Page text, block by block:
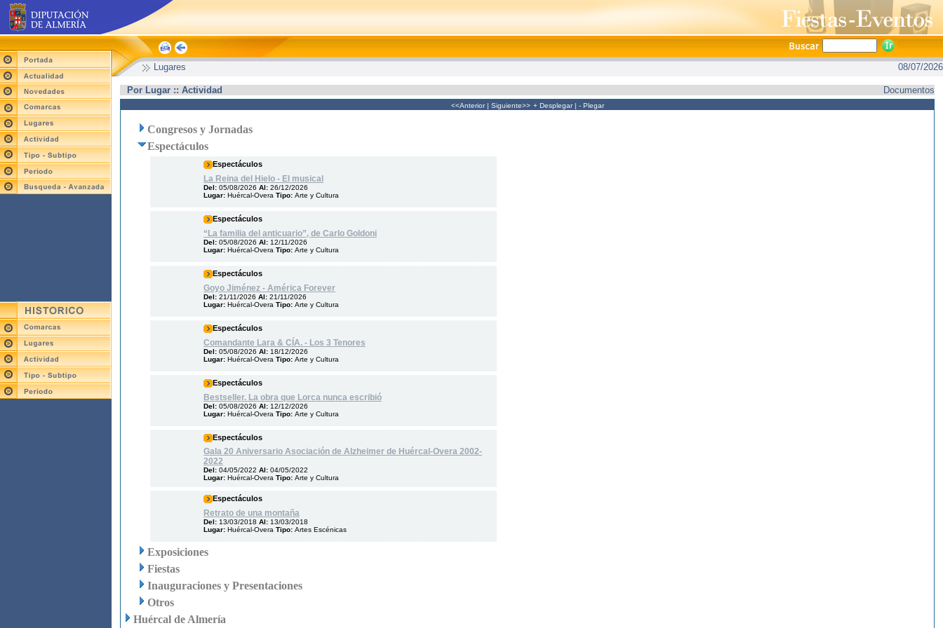
Lugares 08/07/2026
Por Lugar :: Actividad Documentos
<<Anterior| Siguiente>> + Desplegar| - Plegar
Congresos y Jornadas
Espectáculos
Espectáculos
La Reina del Hielo - El musical
Del: 05/08/2026 Al: 26/12/2026
Lugar: Huércal-Overa Tipo: Arte y Cultura
Espectáculos
“La familia del anticuario”, de Carlo Goldoni
Del: 05/08/2026 Al: 12/11/2026
Lugar: Huércal-Overa Tipo: Arte y Cultura
Espectáculos
Goyo Jiménez - América Forever
Del: 21/11/2026 Al: 21/11/2026
Lugar: Huércal-Overa Tipo: Arte y Cultura
Espectáculos
Comandante Lara & CÍA. - Los 3 Tenores
Del: 05/08/2026 Al: 18/12/2026
Lugar: Huércal-Overa Tipo: Arte y Cultura
Espectáculos
Bestseller. La obra que Lorca nunca escribió
Del: 05/08/2026 Al: 12/12/2026
Lugar: Huércal-Overa Tipo: Arte y Cultura
Espectáculos
Gala 20 Aniversario Asociación de Alzheimer de Huércal-Overa 2002-
2022
Del: 04/05/2022 Al: 04/05/2022
Lugar: Huércal-Overa Tipo: Arte y Cultura
Espectáculos
Retrato de una montaña
Del: 13/03/2018 Al: 13/03/2018
Lugar: Huércal-Overa Tipo: Artes Escénicas
Exposiciones
Fiestas
Inauguraciones y Presentaciones
Otros
Huércal de Almería